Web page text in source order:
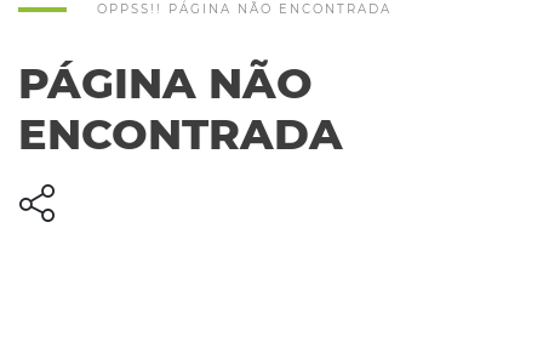
OPPSS!! PÁGINA NÃO ENCONTRADA
PÁGINA NÃO
ENCONTRADA